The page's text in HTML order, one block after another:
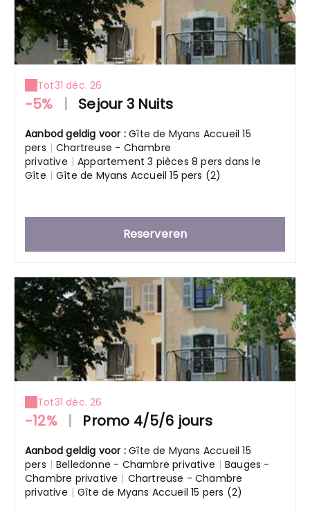
Tot31 déc. 26
-5% Sejour 3 Nuits
Aanbod geldig voor :Gîte de Myans Accueil 15
pers | Chartreuse - Chambre
privative | Appartement 3 pièces 8 pers dans le
Gîte | Gîte de Myans Accueil 15 pers (2)
Reserveren
Tot31 déc. 26
-12% Promo 4/5/6 jours
Aanbod geldig voor :Gîte de Myans Accueil 15
pers | Belledonne - Chambre privative | Bauges -
Chambre privative | Chartreuse - Chambre
privative | Gîte de Myans Accueil 15 pers (2)